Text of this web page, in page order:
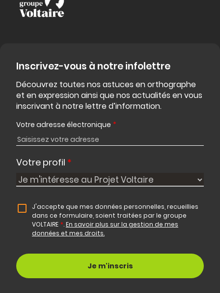
Inscrivez-vous à notre infolettre
Découvrez toutes nos astuces en orthographe
et en expression ainsi que nos actualités en vous
inscrivant à notre lettre d’information.
Votre adresse électronique *
Votre profil *
J'accepte que mes données personnelles, recueillies
dans ce formulaire, soient traitées par le groupe
VOLTAIRE *.En savoir plus sur la gestion de mes
données et mes droits.